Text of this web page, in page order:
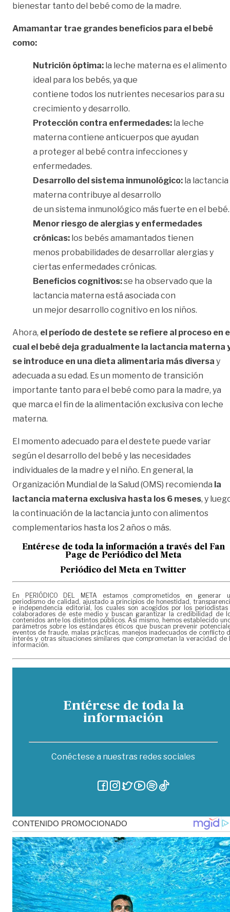
bienestar tanto del bebé como de la madre.
Amamantar trae grandes beneficios para el bebé
como:
Nutrición óptima: la leche materna es el alimento
ideal para los bebés, ya que
contiene todos los nutrientes necesarios para su
crecimiento y desarrollo.
Protección contra enfermedades: la leche
materna contiene anticuerpos que ayudan
a proteger al bebé contra infecciones y
enfermedades.
Desarrollo del sistema inmunológico: la lactancia
materna contribuye al desarrollo
de un sistema inmunológico más fuerte en el bebé.
Menor riesgo de alergias y enfermedades
crónicas: los bebés amamantados tienen
menos probabilidades de desarrollar alergias y
ciertas enfermedades crónicas.
Beneficios cognitivos:se ha observado que la
lactancia materna está asociada con
un mejor desarrollo cognitivo en los niños.
Ahora, el período de destete se refiere al proceso en
cual el bebé deja gradualmente la lactancia materna
se introduce en una dieta alimentaria más diversa y
adecuada a su edad. Es un momento de transición
importante tanto para el bebé como para la madre, ya
que marca el fin de la alimentación exclusiva con leche
materna.
El momento adecuado para el destete puede variar
según el desarrollo del bebé y las necesidades
individuales de la madre y el niño. En general, la
Organización Mundial de la Salud (OMS) recomienda la
lactancia materna exclusiva hasta los 6 meses, y
la continuación de la lactancia junto con alimentos
complementarios hasta los 2 años o más.
Entérese de toda la información a través del Fan
Page de Periódico del Meta
Periódico del Meta en Twitter
En PERIÓDICO DEL META estamos comprometidos en generar
periodismo de calidad, ajustado a principios de honestidad,
e independencia editorial, los cuales son acogidos por los periodistas
colaboradores de este medio y buscan garantizar la credibilidad de
contenidos ante los distintos públicos. Así mismo, hemos establecido
parámetros sobre los estándares éticos que buscan prevenir
eventos de fraude, malas prácticas, manejos inadecuados de conflicto
interés y otras situaciones similares que comprometan la veracidad de
información.
Entérese de toda la
información
Conéctese a nuestras redes sociales